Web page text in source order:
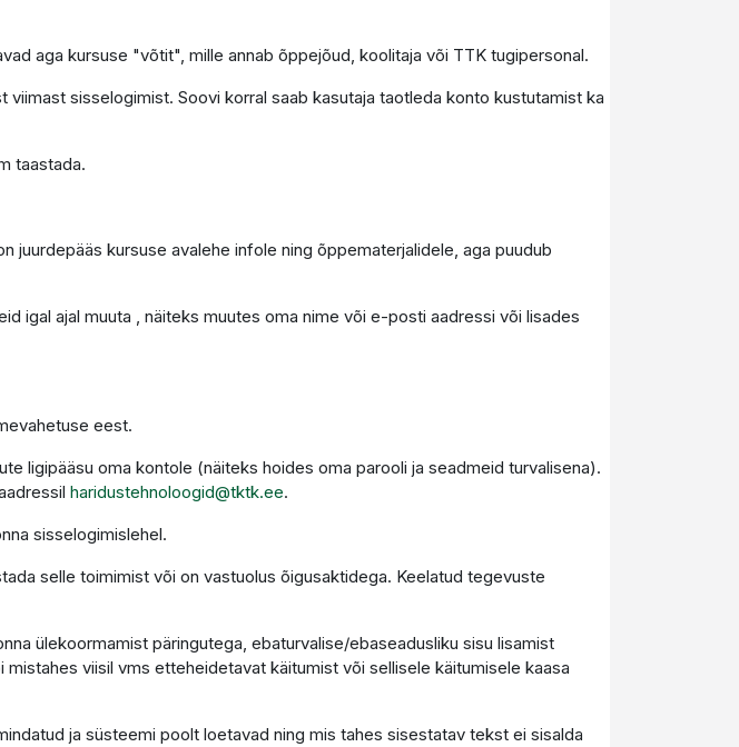
aga kursuse "võtit", mille annab õppejõud, koolitaja või TTK tugipersonal.
sisselogimist. Soovi korral saab kasutaja taotleda konto kustutamist ka
taastada.
juurdepääs kursuse avalehe infole ning õppematerjalidele, aga puudub
igal ajal muuta , näiteks muutes oma nime või e-posti aadressi või lisades
eest.
ligipääsu oma kontole (näiteks hoides oma parooli ja seadmeid turvalisena).
haridustehnoloogid@tktk.ee.
sisselogimislehel.
selle toimimist või on vastuolus õigusaktidega. Keelatud tegevuste
ülekoormamist päringutega, ebaturvalise/ebaseadusliku sisu lisamist
viisil vms etteheidetavat käitumist või sellisele käitumisele kaasa
ja süsteemi poolt loetavad ning mis tahes sisestatav tekst ei sisalda